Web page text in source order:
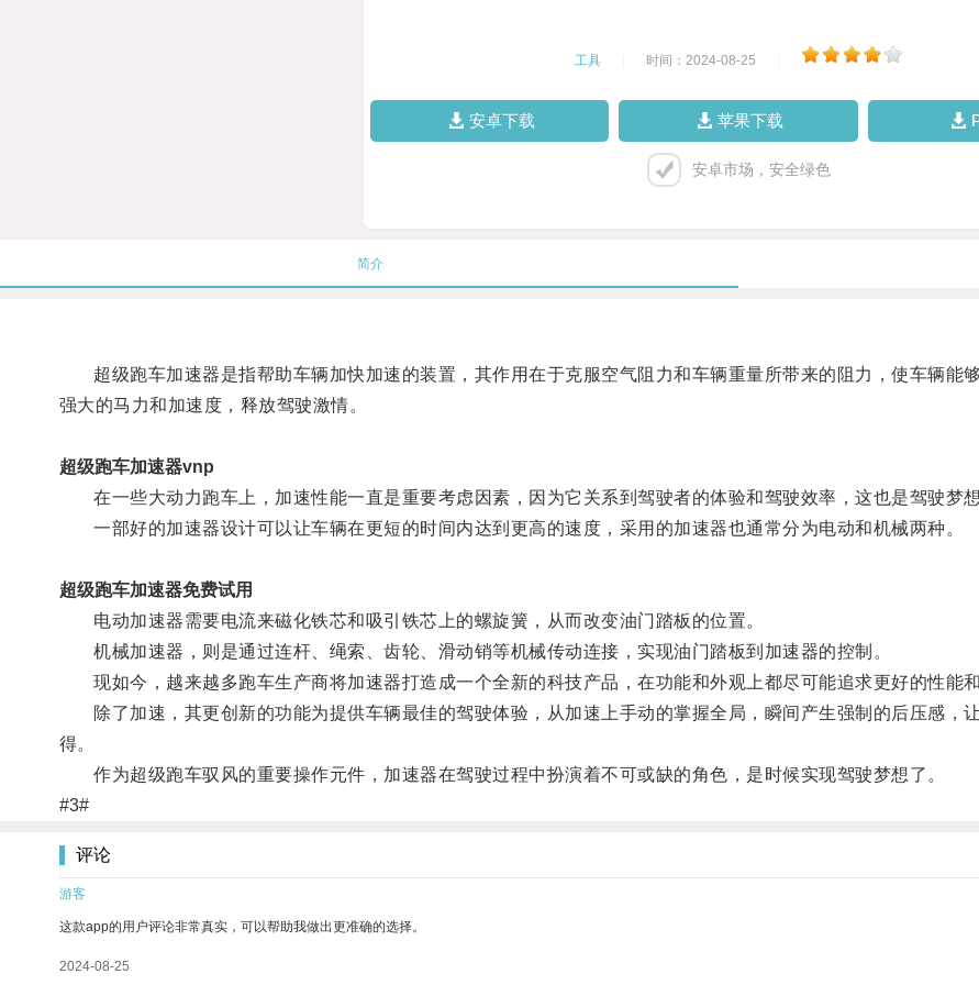
工具 时间：2024-08-25
安卓下载 苹果下载
安卓市场，安全绿色
简介
超级跑车加速器是指帮助车辆加快加速的装置，其作用在于克服空气阻力和车辆重量所带来的阻力，使车辆能
强大的马力和加速度，释放驾驶激情。
超级跑车加速器vnp
在一些大动力跑车上，加速性能一直是重要考虑因素，因为它关系到驾驶者的体验和驾驶效率，这也是驾驶梦想
一部好的加速器设计可以让车辆在更短的时间内达到更高的速度，采用的加速器也通常分为电动和机械两种。
超级跑车加速器免费试用
电动加速器需要电流来磁化铁芯和吸引铁芯上的螺旋簧，从而改变油门踏板的位置。
机械加速器，则是通过连杆、绳索、齿轮、滑动销等机械传动连接，实现油门踏板到加速器的控制。
现如今，越来越多跑车生产商将加速器打造成一个全新的科技产品，在功能和外观上都尽可能追求更好的性能和
除了加速，其更创新的功能为提供车辆最佳的驾驶体验，从加速上手动的掌握全局，瞬间产生强制的后压感，
得。
作为超级跑车驭风的重要操作元件，加速器在驾驶过程中扮演着不可或缺的角色，是时候实现驾驶梦想了。
#3#
评论
游客
这款app的用户评论非常真实，可以帮助我做出更准确的选择。
2024-08-25